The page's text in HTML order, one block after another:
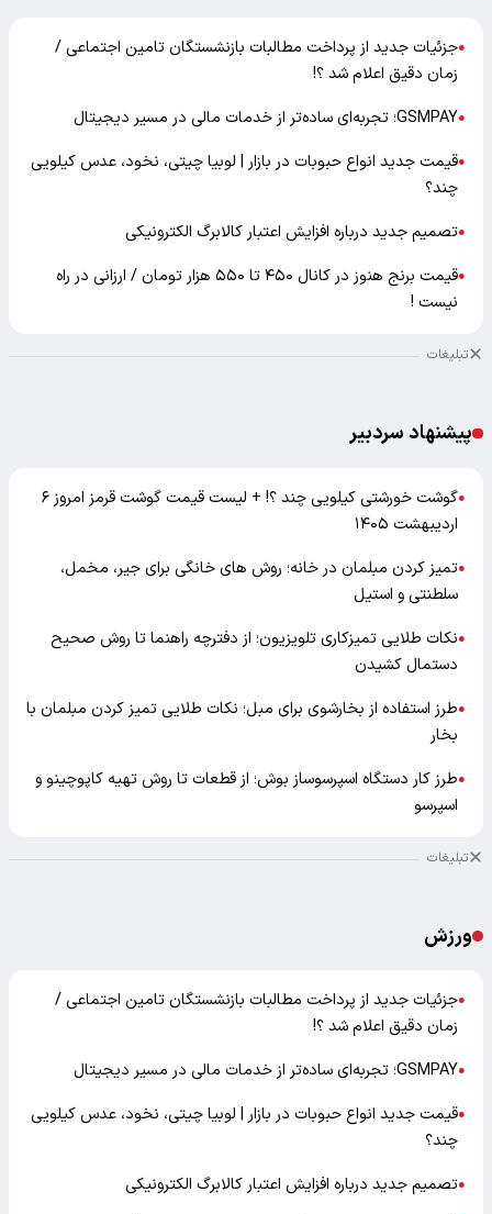
●جزئیات جدید از پرداخت مطالبات بازنشستگان تامین اجتماعی /
زمان دقیق اعلام شد ؟!
●GSMPAY؛ تجربه‌ای ساده‌تر از خدمات مالی در مسیر دیجیتال
●قیمت جدید انواع حبوبات در بازار | لوبیا چیتی، نخود، عدس کیلویی
چند؟
●تصمیم جدید درباره افزایش اعتبار کالابرگ الکترونیکی
●
قیمت برنج هنوز در کانال ۴۵۰ تا ۵۵۰ هزار تومان / ارزانی در راه
نیست !
تبلیغات
پیشنهاد سردبیر
●
گوشت خورشتی کیلویی چند ؟! + لیست قیمت گوشت قرمز امروز ۶
اردیبهشت ۱۴۰۵
●تمیز کردن مبلمان در خانه؛ روش های خانگی برای جیر، مخمل،
سلطنتی و استیل
●نکات طلایی تمیزکاری تلویزیون؛ از دفترچه راهنما تا روش صحیح
دستمال کشیدن
●طرز استفاده از بخارشوی برای مبل؛ نکات طلایی تمیز کردن مبلمان با
بخار
●طرز کار دستگاه اسپرسوساز بوش؛ از قطعات تا روش تهیه کاپوچینو و
اسپرسو
تبلیغات
ورزش
●جزئیات جدید از پرداخت مطالبات بازنشستگان تامین اجتماعی /
زمان دقیق اعلام شد ؟!
●GSMPAY؛ تجربه‌ای ساده‌تر از خدمات مالی در مسیر دیجیتال
●قیمت جدید انواع حبوبات در بازار | لوبیا چیتی، نخود، عدس کیلویی
چند؟
●تصمیم جدید درباره افزایش اعتبار کالابرگ الکترونیکی